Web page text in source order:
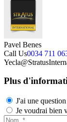
Pavel Benes
Call Us0034 711
Plus
J'ai une
Je voudrai bien